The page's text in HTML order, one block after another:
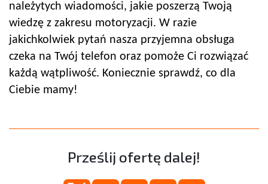
należytych wiadomości, jakie poszerzą Twoją
wiedzę z zakresu motoryzacji. W razie
jakichkolwiek pytań nasza przyjemna obsługa
czeka na Twój telefon oraz pomoże Ci rozwiązać
każdą wątpliwość. Koniecznie sprawdź, co dla
Ciebie mamy!
Prześlij ofertę dalej!